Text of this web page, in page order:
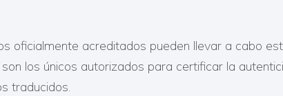
oficialmente acreditados pueden llevar a cabo
los únicos autorizados para certificar la
traducidos.